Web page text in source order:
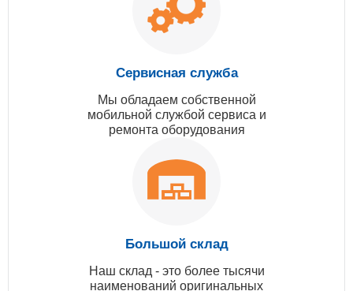
Сервисная служба
Мы обладаем собственной
мобильной службой сервиса и
ремонта оборудования
Большой склад
Наш склад - это более тысячи
наименований оригинальных